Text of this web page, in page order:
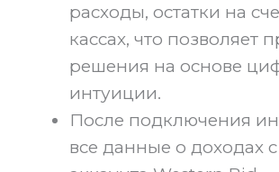
расходы, остатки на
кассах, что позволяет
решения на основе
интуиции.
После подключения
все данные о доходах